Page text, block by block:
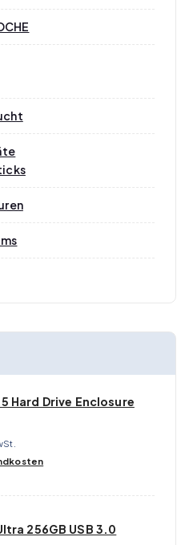
Hard Drive Enclosure
256GB USB 3.0